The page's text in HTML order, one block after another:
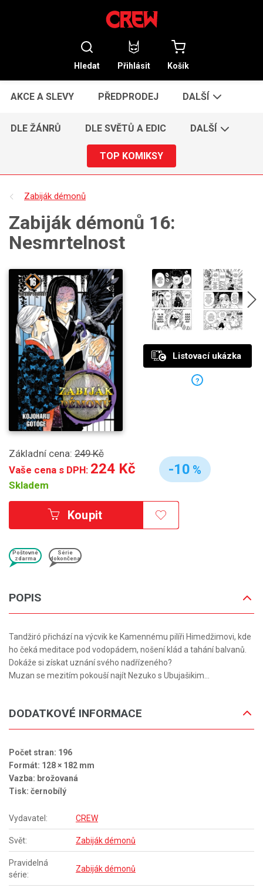
Hledat Přihlásit Košík
AKCE A SLEVY PŘEDPRODEJ DALŠÍ
DLE ŽÁNRŮ DLE SVĚTŮ A EDIC DALŠÍ
TOP KOMIKSY
Zabiják démonů
Zabiják démonů 16:
Nesmrtelnost
Základní cena: 249 Kč
Vaše cena s DPH: 224 Kč
Skladem
-10 %
Koupit
Poštovné
zdarma
Série
dokončena
POPIS
Tandžiró přichází na výcvik ke Kamennému pilíři Himedžimovi, kde
ho čeká meditace pod vodopádem, nošení klád a tahání balvanů.
Dokáže si získat uznání svého nadřízeného?
Muzan se mezitím pokouší najít Nezuko s Ubujašikim…
DODATKOVÉ INFORMACE
Počet stran: 196
Formát: 128 × 182 mm
Vazba: brožovaná
Tisk: černobílý
Vydavatel: CREW
Svět: Zabiják démonů
Pravidelná
série:
Zabiják démonů
Listovací ukázka
?